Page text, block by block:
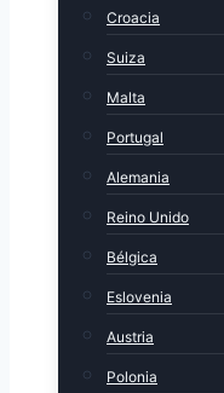
Croacia
Suiza
Malta
Portugal
Alemania
Reino Unido
Bélgica
Eslovenia
Austria
Polonia